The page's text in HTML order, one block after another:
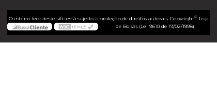
O inteiro teor deste site está sujeito à proteção de direitos autorais. Copyright©Loja
de Bolsas (Lei 9610 de 19/02/1998)